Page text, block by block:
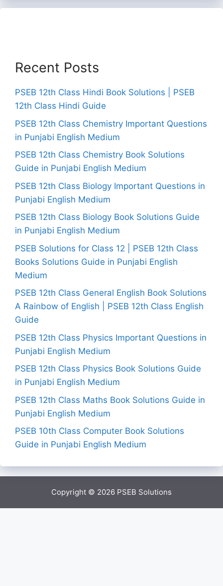
Recent Posts
PSEB 12th Class Hindi Book Solutions | PSEB
12th Class Hindi Guide
PSEB 12th Class Chemistry Important Questions
in Punjabi English Medium
PSEB 12th Class Chemistry Book Solutions
Guide in Punjabi English Medium
PSEB 12th Class Biology Important Questions in
Punjabi English Medium
PSEB 12th Class Biology Book Solutions Guide
in Punjabi English Medium
PSEB Solutions for Class 12 | PSEB 12th Class
Books Solutions Guide in Punjabi English
Medium
PSEB 12th Class General English Book Solutions
A Rainbow of English | PSEB 12th Class English
Guide
PSEB 12th Class Physics Important Questions in
Punjabi English Medium
PSEB 12th Class Physics Book Solutions Guide
in Punjabi English Medium
PSEB 12th Class Maths Book Solutions Guide in
Punjabi English Medium
PSEB 10th Class Computer Book Solutions
Guide in Punjabi English Medium
Copyright © 2026 PSEB Solutions